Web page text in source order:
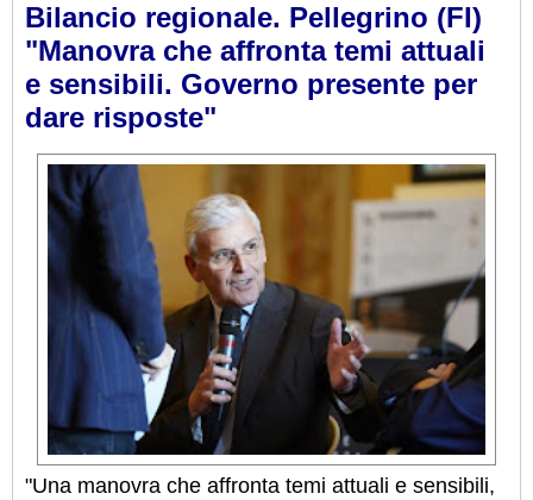
Bilancio regionale. Pellegrino (FI)
"Manovra che affronta temi attuali
e sensibili. Governo presente per
dare risposte"
"Una manovra che affronta temi attuali e sensibili,